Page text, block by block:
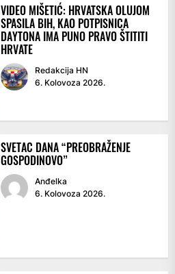
VIDEO MIŠETIĆ: HRVATSKA OLUJOM
SPASILA BIH, KAO POTPISNICA
DAYTONA IMA PUNO PRAVO ŠTITITI
HRVATE
Redakcija HN
6. Kolovoza 2026.
SVETAC DANA “PREOBRAŽENJE
GOSPODINOVO”
Anđelka
6. Kolovoza 2026.